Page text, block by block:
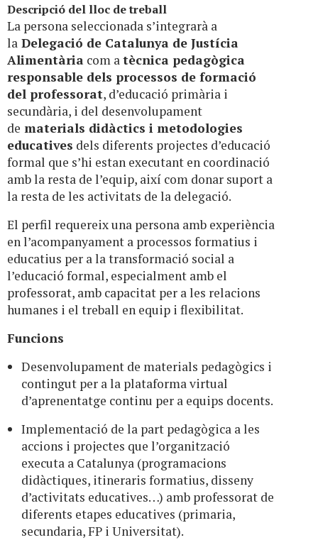
Descripció del lloc de treball
La persona seleccionada s’integrarà a
la Delegació de Catalunya de Justícia
Alimentària com a tècnica pedagògica
responsable dels processos de formació
del professorat, d’educació primària i
secundària, i del desenvolupament
de materials didàctics i metodologies
educatives dels diferents projectes d’educació
formal que s’hi estan executant en coordinació
amb la resta de l’equip, així com donar suport a
la resta de les activitats de la delegació.
El perfil requereix una persona amb experiència
en l’acompanyament a processos formatius i
educatius per a la transformació social a
l’educació formal, especialment amb el
professorat, amb capacitat per a les relacions
humanes i el treball en equip i flexibilitat.
Funcions
Desenvolupament de materials pedagògics i
contingut per a la plataforma virtual
d’aprenentatge continu per a equips docents.
Implementació de la part pedagògica a les
accions i projectes que l’organització
executa a Catalunya (programacions
didàctiques, itineraris formatius, disseny
d’activitats educatives…) amb professorat de
diferents etapes educatives (primaria,
secundaria, FP i Universitat).